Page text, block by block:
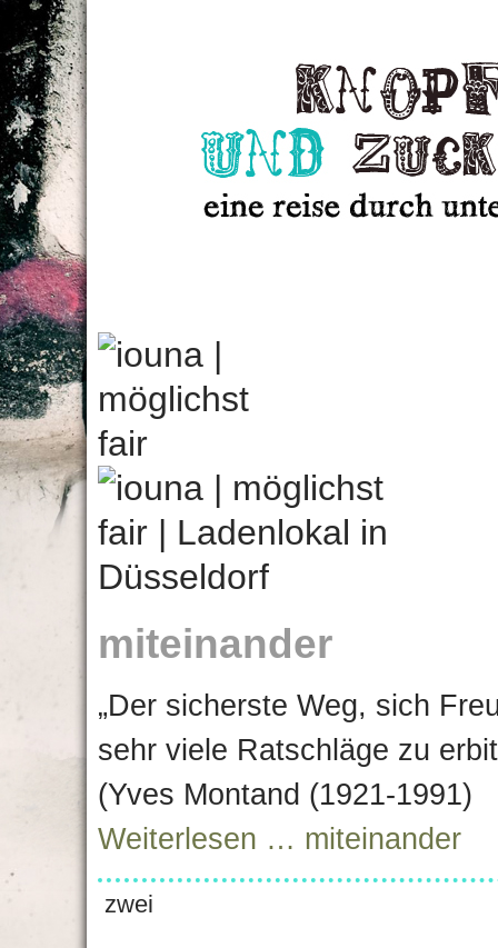
miteinander
„Der sicherste Weg, sich
sehr viele Ratschläge zu
(Yves Montand (1921-1991)
Weiterlesen … miteinander
zwei